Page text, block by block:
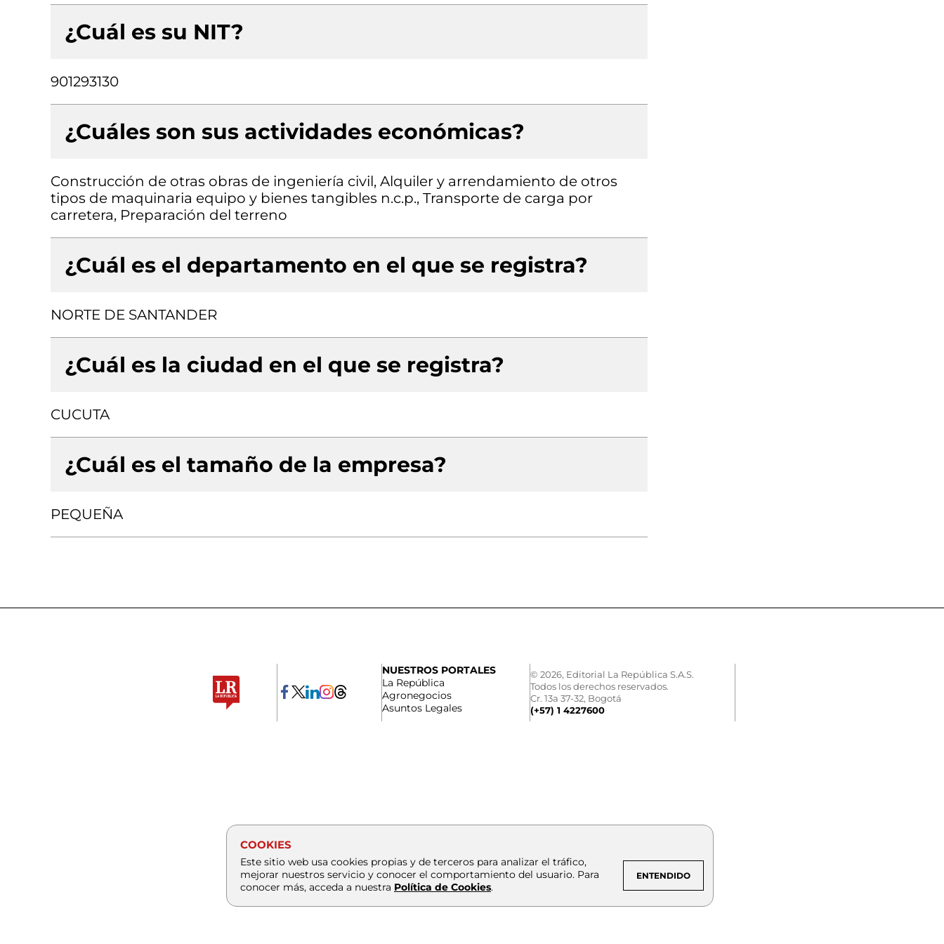
¿Cuál es su NIT?
901293130
¿Cuáles son sus actividades económicas?
Construcción de otras obras de ingeniería civil, Alquiler y arrendamiento de otros
tipos de maquinaria equipo y bienes tangibles n.c.p., Transporte de carga por
carretera, Preparación del terreno
¿Cuál es el departamento en el que se registra?
NORTE DE SANTANDER
¿Cuál es la ciudad en el que se registra?
CUCUTA
¿Cuál es el tamaño de la empresa?
PEQUEÑA
NUESTROS PORTALES
La República
Agronegocios
Asuntos Legales
© 2026, Editorial La República S.A.S.
Todos los derechos reservados.
Cr. 13a 37-32, Bogotá
(+57) 1 4227600
COOKIES
Este sitio web usa cookies propias y de terceros para analizar el tráfico,
mejorar nuestros servicio y conocer el comportamiento del usuario. Para
conocer más, acceda a nuestra Política de Cookies.
ENTENDIDO